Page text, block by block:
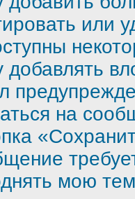
или
добавлять
на
мою